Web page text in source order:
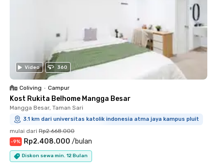
Video 360
Coliving • Campur
Kost Rukita Belhome Mangga Besar
Mangga Besar, Taman Sari
3.1 km dari universitas katolik indonesia atma jaya kampus pluit
mulai dari Rp2.668.000
-9% Rp2.408.000 /bulan
Diskon sewa min. 12 Bulan